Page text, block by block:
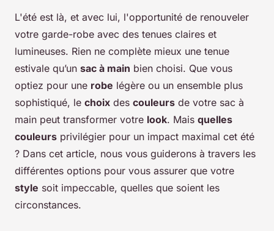
L'été est là, et avec lui, l'opportunité de renouveler
votre garde-robe avec des tenues claires et
lumineuses. Rien ne complète mieux une tenue
estivale qu’un sac à main bien choisi. Que vous
optiez pour une robe légère ou un ensemble plus
sophistiqué, le choix des couleurs de votre sac à
main peut transformer votre look. Mais quelles
couleurs privilégier pour un impact maximal cet été
? Dans cet article, nous vous guiderons à travers les
différentes options pour vous assurer que votre
style soit impeccable, quelles que soient les
circonstances.